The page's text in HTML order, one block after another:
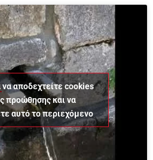
να αποδεχτείτε cookies
προώθησης και να
αυτό το περιεχόμενο